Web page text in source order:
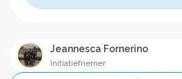
Jeannesca Fornerino
Initiatiefnemer